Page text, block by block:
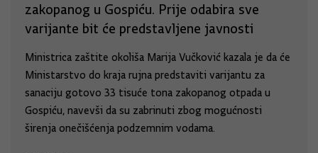
zakopanog u Gospiću. Prije odabira sve
varijante bit će predstavljene javnosti
Ministrica zaštite okoliša Marija Vučković kazala je da će
Ministarstvo do kraja rujna predstaviti varijantu za
sanaciju gotovo 33 tisuće tona zakopanog otpada u
Gospiću, navevši da su zabrinuti zbog mogućnosti
širenja onečišćenja podzemnim vodama.